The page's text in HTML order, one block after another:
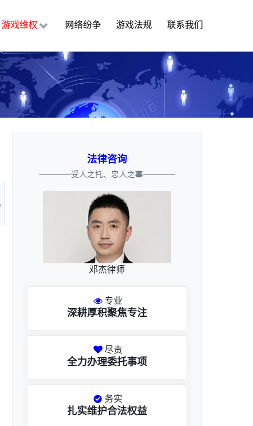
游戏维权 网络纷争 游戏法规 联系我们
法律咨询
————受人之托、忠人之事————
邓杰律师
专业
深耕厚积聚焦专注
尽责
全力办理委托事项
务实
扎实维护合法权益